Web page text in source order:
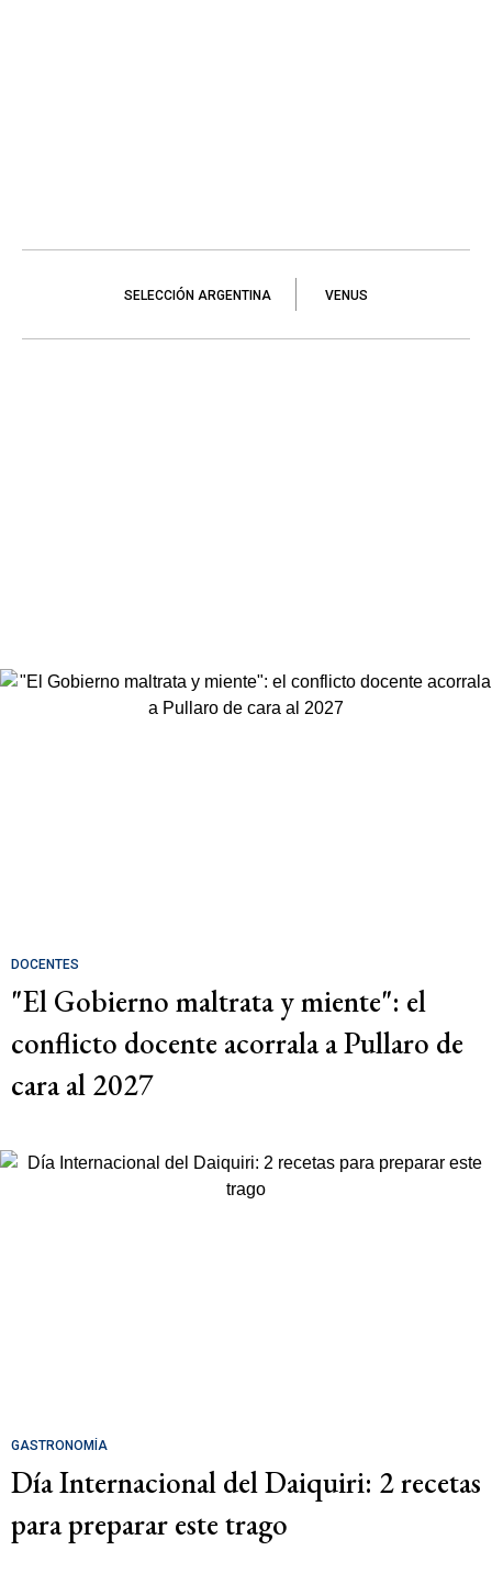
SELECCIÓN ARGENTINA VENUS
DOCENTES
"El Gobierno maltrata y miente": el
conflicto docente acorrala a Pullaro de
cara al 2027
GASTRONOMÍA
Día Internacional del Daiquiri: 2 recetas
para preparar este trago